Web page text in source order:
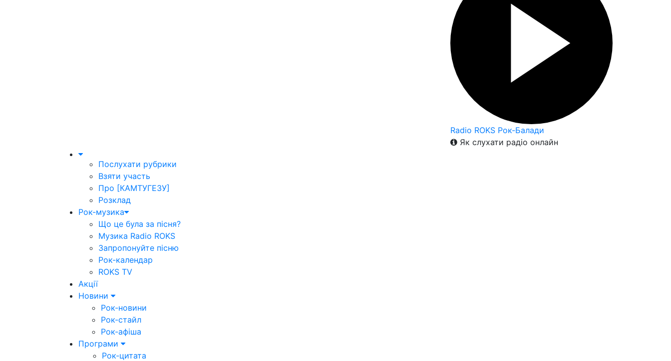
Radio ROKS Рок-Балади
Як слухати радіо онлайн
Послухати рубрики
Взяти участь
Про [КАМТУГЕЗУ]
Розклад
Рок-музика
Що це була за пісня?
Музика Radio ROKS
Запропонуйте пісню
Рок-календар
ROKS TV
Акції
Новини
Рок-новини
Рок-стайл
Рок-афіша
Програми
Рок-цитата